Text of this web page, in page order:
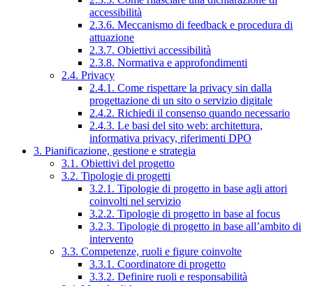
accessibilità
2.3.6. Meccanismo di feedback e procedura di
attuazione
2.3.7. Obiettivi accessibilità
2.3.8. Normativa e approfondimenti
2.4. Privacy
2.4.1. Come rispettare la privacy sin dalla
progettazione di un sito o servizio digitale
2.4.2. Richiedi il consenso quando necessario
2.4.3. Le basi del sito web: architettura,
informativa privacy, riferimenti DPO
3. Pianificazione, gestione e strategia
3.1. Obiettivi del progetto
3.2. Tipologie di progetti
3.2.1. Tipologie di progetto in base agli attori
coinvolti nel servizio
3.2.2. Tipologie di progetto in base al focus
3.2.3. Tipologie di progetto in base all’ambito di
intervento
3.3. Competenze, ruoli e figure coinvolte
3.3.1. Coordinatore di progetto
3.3.2. Definire ruoli e responsabilità